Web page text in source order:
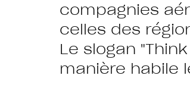
compagnies
celles des
Le slogan
manière habile